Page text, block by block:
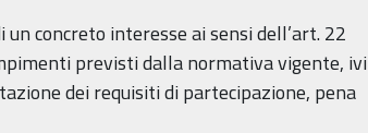
concreto interesse ai sensi dell’art. 22
previsti dalla normativa vigente, ivi
dei requisiti di partecipazione, pena